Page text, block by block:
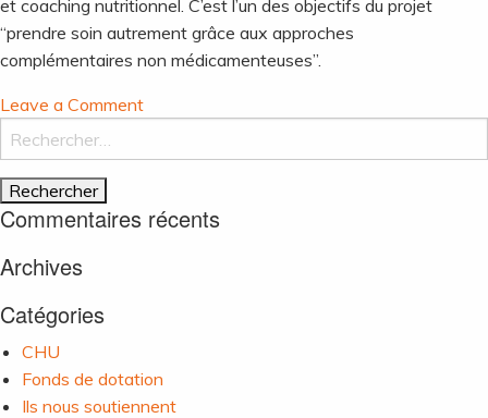
et coaching nutritionnel. C’est l’un des objectifs du projet
“prendre soin autrement grâce aux approches
complémentaires non médicamenteuses”.
Leave a Commenton
nutritionnel
Rechercher :
Commentaires récents
Archives
Catégories
CHU
Fonds de dotation
Ils nous soutiennent